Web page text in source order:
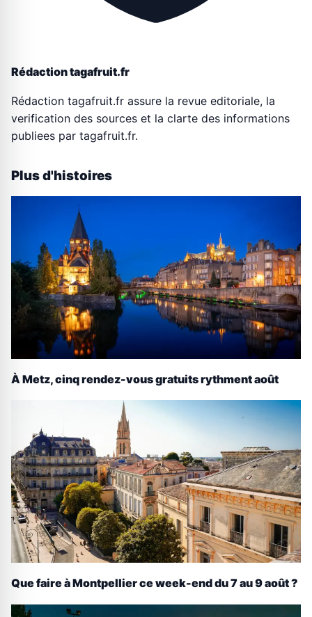
Rédaction tagafruit.fr
Rédaction tagafruit.fr assure la revue editoriale, la
verification des sources et la clarte des informations
publiees par tagafruit.fr.
Plus d'histoires
À Metz, cinq rendez-vous gratuits rythment août
Que faire à Montpellier ce week-end du 7 au 9 août ?